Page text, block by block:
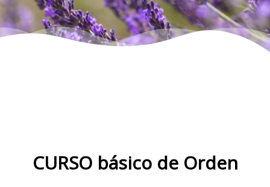
CURSO básico de Orden